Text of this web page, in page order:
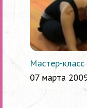
Мастер-
07 марта